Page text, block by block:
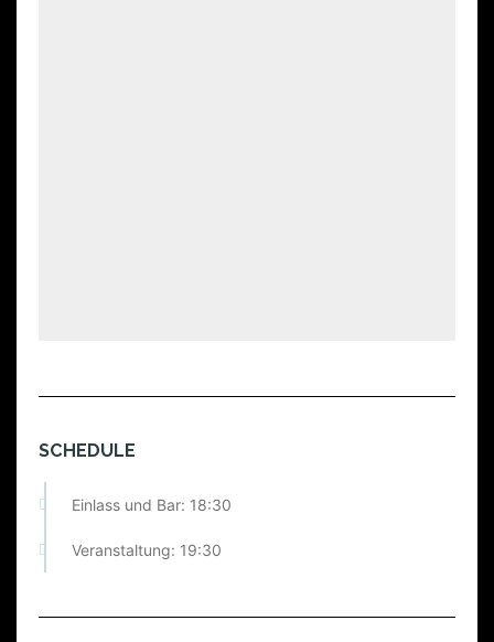
SCHEDULE
Einlass und Bar: 18:30
Veranstaltung: 19:30